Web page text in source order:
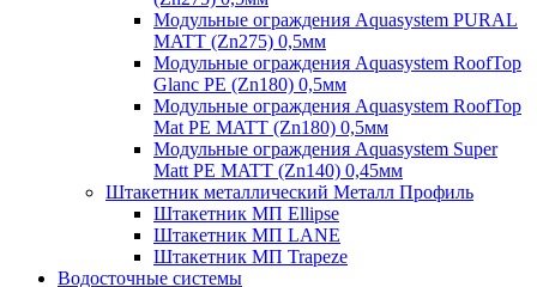
Модульные ограждения Aquasystem PURAL
MATT (Zn275) 0,5мм
Модульные ограждения Aquasystem RoofTop
Glanc PE (Zn180) 0,5мм
Модульные ограждения Aquasystem RoofTop
Mat PE MATT (Zn180) 0,5мм
Модульные ограждения Aquasystem Super
Matt PE MATT (Zn140) 0,45мм
Штакетник металлический Металл Профиль
Штакетник МП Ellipse
Штакетник МП LANE
Штакетник МП Trapeze
Водосточные системы